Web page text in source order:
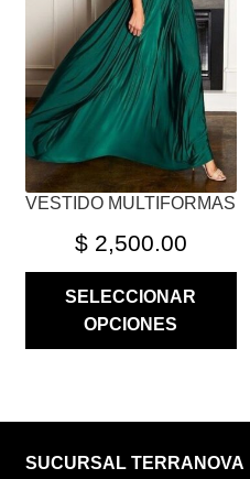
VESTIDO MULTIFORMAS
$2,500.00
SELECCIONAR
OPCIONES
OPCIONES
SE
PUEDEN
ELEGIR
EN
LA
PÁGINA
DE
PRODUCTO
SUCURSAL TERRANOVA